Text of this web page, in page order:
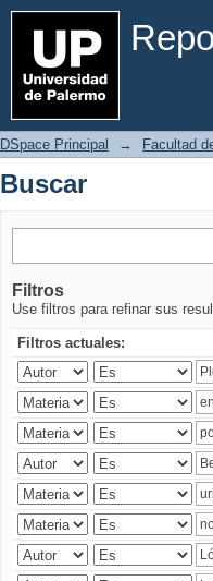
Buscar
DSpace Principal → Facultad
Buscar
Filtros
Use filtros para refinar sus
Filtros actuales: